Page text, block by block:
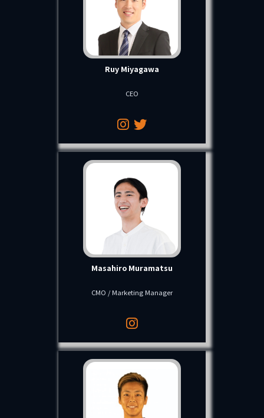
Ruy Miyagawa
CEO
Masahiro Muramatsu
CMO / Marketing Manager